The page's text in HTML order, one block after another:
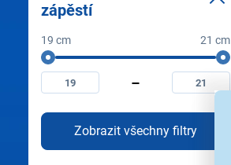
zápěstí
19 cm 21 cm
Maximální
obvod
zápěstí
Minimální
maximální
obvod
Maximální
maximální
obvod
Zobrazit všechny filtry